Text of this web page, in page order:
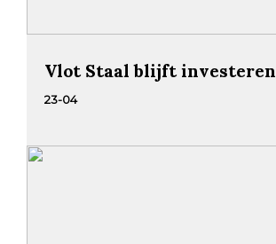
Vlot Staal blijft investeren
23-04